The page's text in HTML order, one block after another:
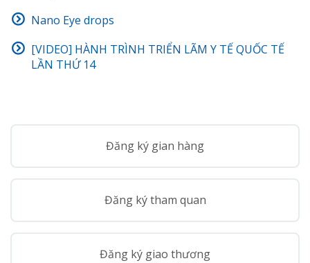
Nano Eye drops
[VIDEO] HÀNH TRÌNH TRIỂN LÃM Y TẾ QUỐC TẾ
LẦN THỨ 14
Đăng ký gian hàng
Đăng ký tham quan
Đăng ký giao thương